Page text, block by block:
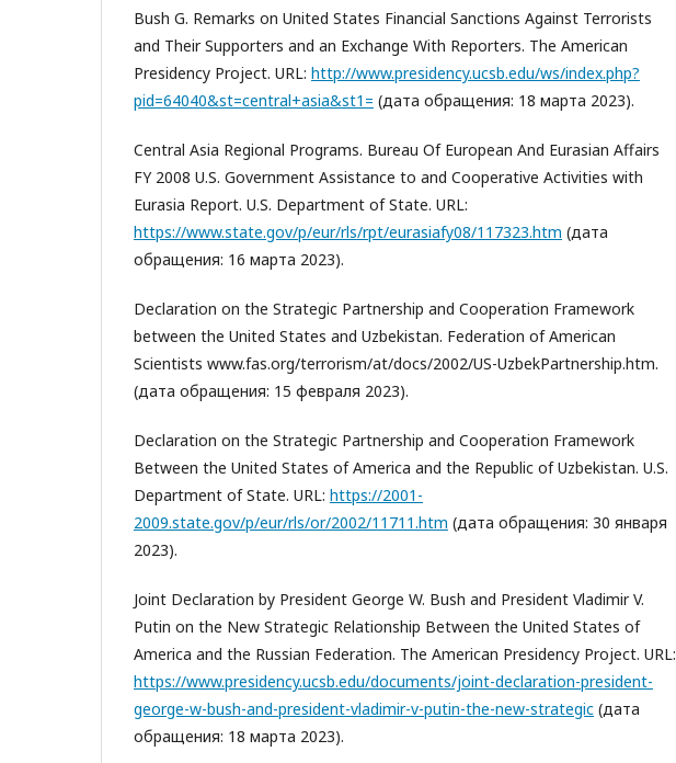
Bush G. Remarks on United States Financial Sanctions Against Terrorists
and Their Supporters and an Exchange With Reporters. The American
Presidency Project. URL: http://www.presidency.ucsb.edu/ws/index.php?
pid=64040&st=central+asia&st1= (дата обращения: 18 марта 2023).
Central Asia Regional Programs. Bureau Of European And Eurasian Affairs
FY 2008 U.S. Government Assistance to and Cooperative Activities with
Eurasia Report. U.S. Department of State. URL:
https://www.state.gov/p/eur/rls/rpt/eurasiafy08/117323.htm (дата
обращения: 16 марта 2023).
Declaration on the Strategic Partnership and Cooperation Framework
between the United States and Uzbekistan. Federation of American
Scientists www.fas.org/terrorism/at/docs/2002/US-UzbekPartnership.htm.
(дата обращения: 15 февраля 2023).
Declaration on the Strategic Partnership and Cooperation Framework
Between the United States of America and the Republic of Uzbekistan. U.S.
Department of State. URL: https://2001-
2009.state.gov/p/eur/rls/or/2002/11711.htm (дата обращения: 30 января
2023).
Joint Declaration by President George W. Bush and President Vladimir V.
Putin on the New Strategic Relationship Between the United States of
America and the Russian Federation. The American Presidency Project. URL:
https://www.presidency.ucsb.edu/documents/joint-declaration-president-
george-w-bush-and-president-vladimir-v-putin-the-new-strategic (дата
обращения: 18 марта 2023).